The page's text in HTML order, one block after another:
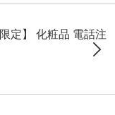
定】 化粧品 電話注